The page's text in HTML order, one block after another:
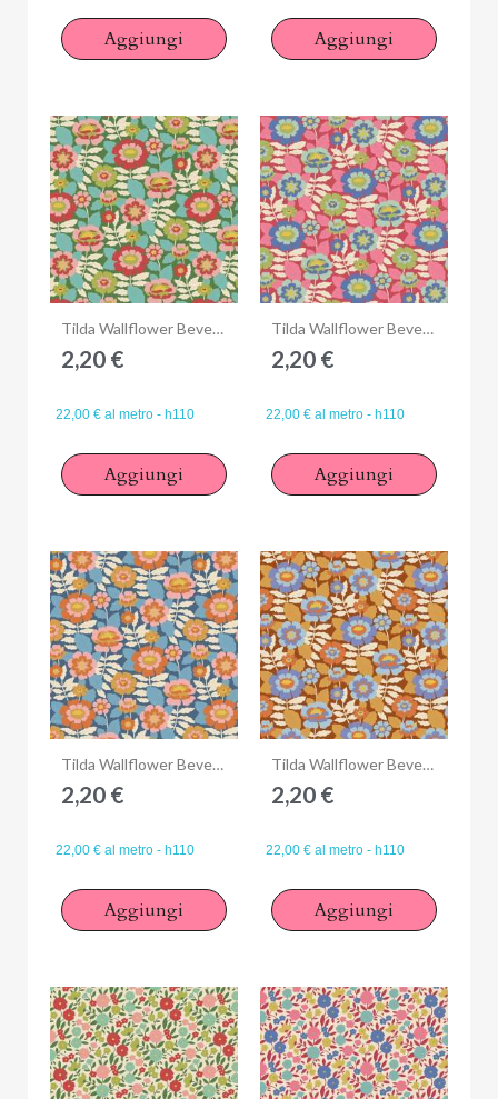
Aggiungi Aggiungi
Anteprima Tilda Wallflower Beverly Green, Tessuto Verde Campo di fiori
2,20 €
22,00 € al metro - h110
Aggiungi
Anteprima Tilda Wallflower Beverly Pink, Tessuto Rosa Campo di fiori
2,20 €
22,00 € al metro - h110
Aggiungi
Anteprima Tilda Wallflower Beverly Blue, Tessuto Blu Campo di fiori
2,20 €
22,00 € al metro - h110
Aggiungi
Anteprima Tilda Wallflower Beverly Caramel, Tessuto Marrone Caramello Campo di fiori
2,20 €
22,00 € al metro - h110
Aggiungi